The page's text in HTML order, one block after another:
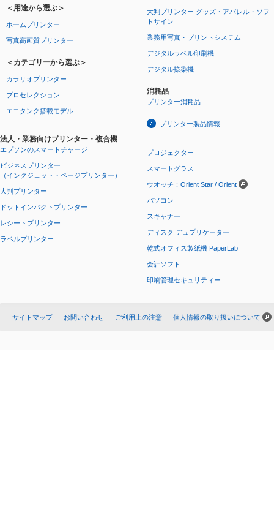
＜用途から選ぶ＞
ホームプリンター
写真高画質プリンター
＜カテゴリーから選ぶ＞
カラリオプリンター
プロセレクション
エコタンク搭載モデル
法人・業務向けプリンター・複合機
エプソンのスマートチャージ
ビジネスプリンター
（インクジェット・ページプリンター）
大判プリンター
ドットインパクトプリンター
レシートプリンター
ラベルプリンター
大判プリンター グッズ・アパレル・ソフ
トサイン
業務用写真・プリントシステム
デジタルラベル印刷機
デジタル捺染機
消耗品
プリンター消耗品
プリンター製品情報
プロジェクター
スマートグラス
ウオッチ：Orient Star / Orient
パソコン
スキャナー
ディスク デュプリケーター
乾式オフィス製紙機 PaperLab
会計ソフト
印刷管理セキュリティー
サイトマップ お問い合わせ ご利用上の注意 個人情報の取り扱いについて